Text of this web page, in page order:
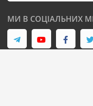
МИ В СОЦІАЛЬНИХ